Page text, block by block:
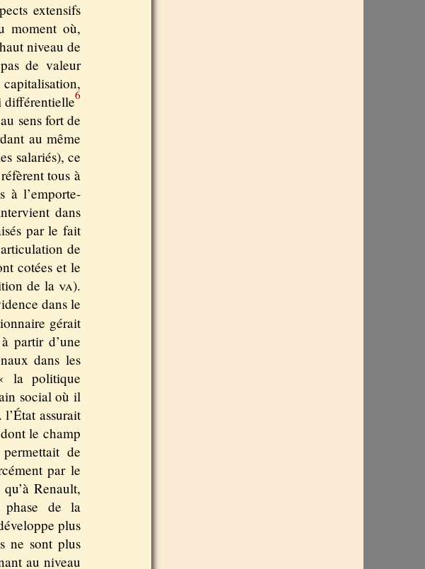
extensifs
moment où,
niveau de
de valeur
différentielle6
sens fort de
au même
salariés), ce
tous à
à l’emporte-
dans
par le fait
de
cotées et le
de la va).
dans le
gérait
partir d’une
dans les
la politique
social où il
assurait
le champ
de
par le
qu’à Renault,
phase de la
plus
ne sont plus
au niveau